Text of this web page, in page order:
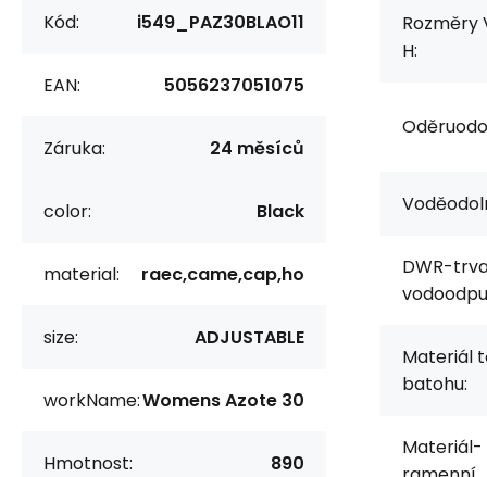
Kód: i549_PAZ30BLAO11
EAN: 5056237051075
Záruka: 24 měsíců
color: Black
material: raec,came,cap,ho
size: ADJUSTABLE
workName:Womens Azote 30
Hmotnost: 890
Rozměry
H:
DWR-
Materiál
batohu:
Materiál-